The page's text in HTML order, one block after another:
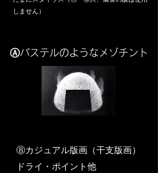
しません）
Ⓐパステルのようなメゾチント
​Ⓑカジュアル版画（干支版画）
ドライ・ポイント他